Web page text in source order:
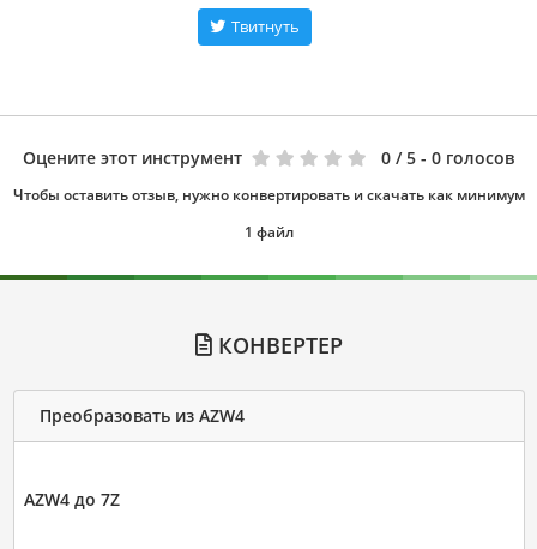
Твитнуть
Оцените этот инструмент 0 / 5 - 0 голосов
Чтобы оставить отзыв, нужно конвертировать и скачать как минимум
1 файл
КОНВЕРТЕР
Преобразовать из AZW4
AZW4 до 7Z